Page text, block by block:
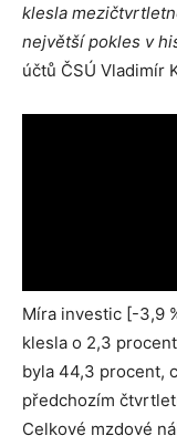
klesla
největší pokles v
účtů ČSÚ Vladimír
Míra investic [-3,9
klesla o 2,3
byla 44,3 procent,
předchozím
Celkové mzdové